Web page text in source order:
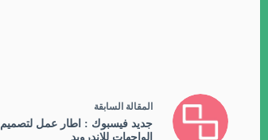
المقالة السابقة
جديد فيسبوك : اطار عمل لتصميم
الواجهات للاندرويد